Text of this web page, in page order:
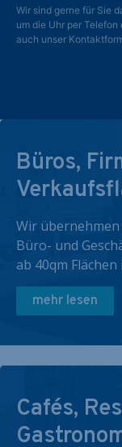
Wir sind gerne für Sie
um die Uhr per Telefon
auch unser
Büros,
Wir
Büro- und
ab 40qm
mehr lesen
Cafés,